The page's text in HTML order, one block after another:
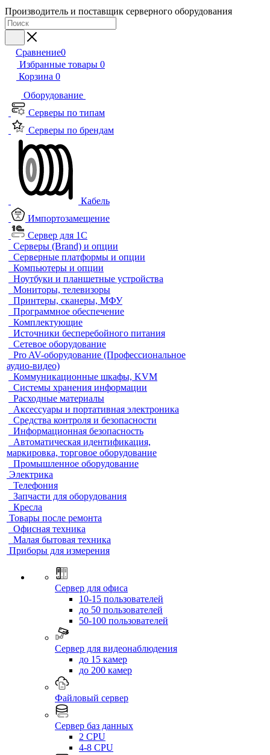
Производитель и поставщик серверного оборудования
Сравнение0
Избранные товары 0
Корзина 0
Оборудование
Серверы по типам
Серверы по брендам
Кабель
Импортозамещение
Сервер для 1С
Серверы (Brand) и опции
Серверные платформы и опции
Компьютеры и опции
Ноутбуки и планшетные устройства
Мониторы, телевизоры
Принтеры, сканеры, МФУ
Программное обеспечение
Комплектующие
Источники бесперебойного питания
Сетевое оборудование
Pro AV-оборудование (Профессиональное
аудио-видео)
Коммуникационные шкафы, KVM
Системы хранения информации
Расходные материалы
Аксессуары и портативная электроника
Средства контроля и безопасности
Информационная безопасность
Автоматическая идентификация,
маркировка, торговое оборудование
Промышленное оборудование
Электрика
Телефония
Запчасти для оборудования
Кресла
Товары после ремонта
Офисная техника
Малая бытовая техника
Приборы для измерения
Сервер для офиса
10-15 пользователей
до 50 пользователей
50-100 пользователей
Сервер для видеонаблюдения
до 15 камер
до 200 камер
Файловый сервер
Сервер баз данных
2 CPU
4-8 CPU